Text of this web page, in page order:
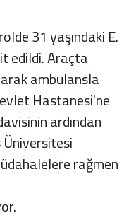
31 yaşındaki E.
edildi. Araçta
ambulansla
Hastanesi'ne
ardından
rağmen